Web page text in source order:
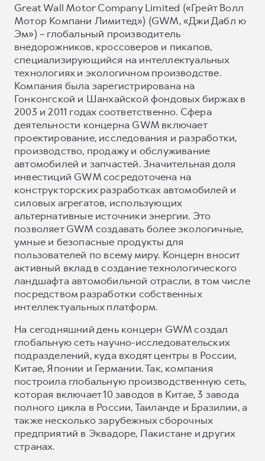
Great Wall Motor Company Limited («Грейт Волл
Мотор Компани Лимитед») (GWM, «Джи Дабл ю
Эм») – глобальный производитель
внедорожников, кроссоверов и пикапов,
специализирующийся на интеллектуальных
технологиях и экологичном производстве.
Компания была зарегистрирована на
Гонконгской и Шанхайской фондовых биржах в
2003 и 2011 годах соответственно. Сфера
деятельности концерна GWM включает
проектирование, исследования и разработки,
производство, продажу и обслуживание
автомобилей и запчастей. Значительная доля
инвестиций GWM сосредоточена на
конструкторских разработках автомобилей и
силовых агрегатов, использующих
альтернативные источники энергии. Это
позволяет GWM создавать более экологичные,
умные и безопасные продукты для
пользователей по всему миру. Концерн вносит
активный вклад в создание технологического
ландшафта автомобильной отрасли, в том числе
посредством разработки собственных
интеллектуальных платформ.
На сегодняшний день концерн GWM создал
глобальную сеть научно-исследовательских
подразделений, куда входят центры в России,
Китае, Японии и Германии. Так, компания
построила глобальную производственную сеть,
которая включает 10 заводов в Китае, 3 завода
полного цикла в России, Таиланде и Бразилии, а
также несколько зарубежных сборочных
предприятий в Эквадоре, Пакистане и других
странах.